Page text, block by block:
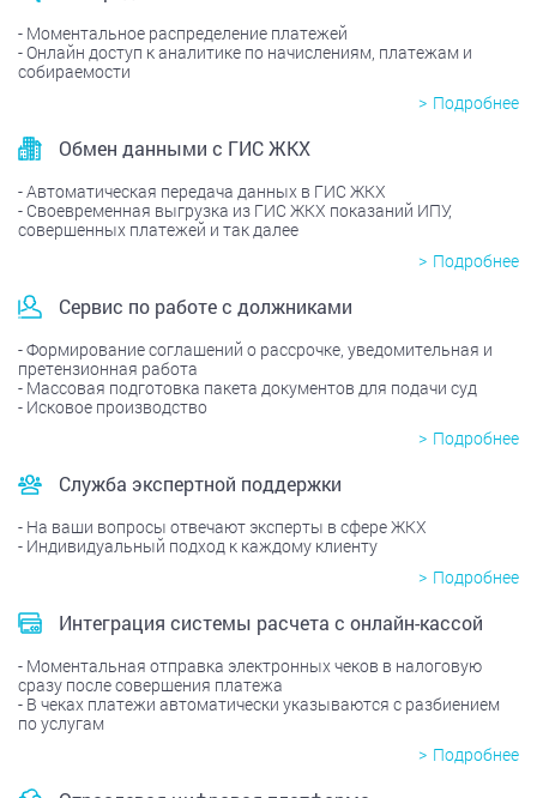
Моментальное распределение платежей
Онлайн доступ к аналитике по начислениям, платежам и
собираемости
Подробнее
Обмен данными с ГИС ЖКХ
Автоматическая передача данных в ГИС ЖКХ
Своевременная выгрузка из ГИС ЖКХ показаний ИПУ,
совершенных платежей и так далее
Подробнее
Сервис по работе с должниками
Формирование соглашений о рассрочке, уведомительная и
претензионная работа
Массовая подготовка пакета документов для подачи суд
Исковое производство
Подробнее
Служба экспертной поддержки
На ваши вопросы отвечают эксперты в сфере ЖКХ
Индивидуальный подход к каждому клиенту
Подробнее
Интеграция системы расчета с онлайн-кассой
Моментальная отправка электронных чеков в налоговую
сразу после совершения платежа
В чеках платежи автоматически указываются с разбиением
по услугам
Подробнее